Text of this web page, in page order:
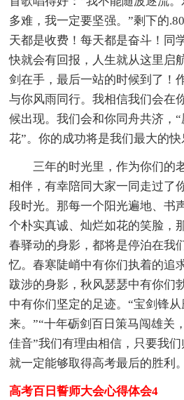
多难，我一定要坚强。”剩下的
天都是收费！每天都是奋斗！同
快就会有回报，人生就从这里启
剑在手，最后一站的时候到了！
与你风雨同行。我相信我们会在
候出现。我们会和你同舟共济，
花”。你的成功将是我们最大的快
三年的时光里，作为你们的
相伴，有幸陪同大家一同走过了
段时光。那每一个阳光遍地、书
个朴实真诚、灿烂如花的笑脸，
春驿动的身影，都将是停泊在我
忆。春寒陡峭中有你们执着的追
跋涉的身影，秋风瑟瑟中有你们
中有你们坚定的足迹。“宝剑锋
来。”“十年砺剑百日策马闯雄关
佳音”我们有理由相信，只要我们
就一定能够取得高考最后的胜利。
高考百日誓师大会心得体会4